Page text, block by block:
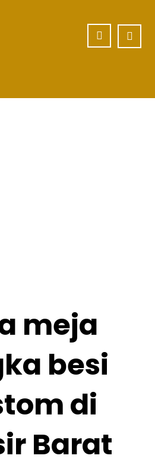
meja
besi
di
Barat